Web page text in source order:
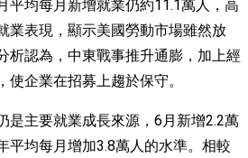
平均每月新增就業仍約11.1萬人，高
業表現，顯示美國勞動市場雖然放
析認為，中東戰事推升通膨，加上經
企業在招募上趨於保守。
是主要就業成長來源，6月新增2.2萬
平均每月增加3.8萬人的水準。相較